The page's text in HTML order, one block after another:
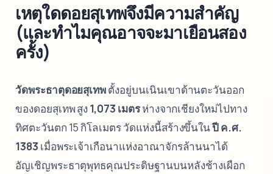
เหตุใดดอยสุเทพจึงมีความสำคัญ
(และทำไมคุณอาจจะมาเยือนสอง
ครั้ง)
วัดพระธาตุดอยสุเทพตั้งอยู่บนเนินเขาด้านตะวันออก
ของดอยสุเทพ สูง1,073 เมตรห่างจากเชียงใหม่ไปทาง
ทิศตะวันตก 15 กิโลเมตร วัดแห่งนี้สร้างขึ้นในปี ค.ศ.
1383 เมื่อพระเจ้าเกือนาแห่งอาณาจักรล้านนาได้
อัญเชิญพระธาตุพุทธคุณประดิษฐานบนหลังช้างเผือก